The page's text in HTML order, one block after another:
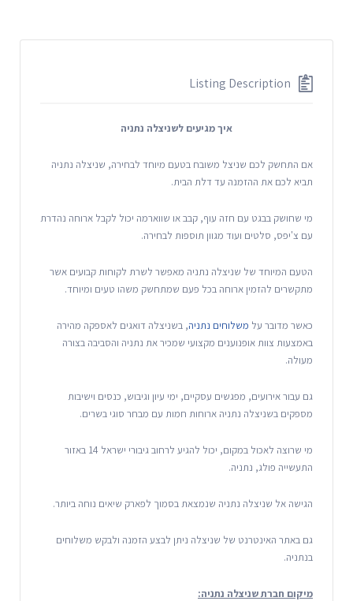
Listing Description
איך מגיעים לשניצלה נתניה
אם התחשק לכם שניצל משובח בטעם מיוחד לבחירה, שניצלה נתניה
תביא לכם את ההזמנה עד דלת הבית.
מי שחושק בבגט עם חזה עוף, קבב או שווארמה יכול לקבל ארוחה נהדרת
עם צ'יפס, סלטים ועוד מגוון תוספות לבחירה.
הטעם המיוחד של שניצלה נתניה מאפשר לשרת לקוחות קבועים אשר
מתקשרים להזמין ארוחה בכל פעם שמתחשק משהו טעים ומיוחד.
כאשר מדובר על משלוחים נתניה, בשניצלה דואגים לאספקה מהירה
באמצעות צוות אופנוענים מקצועי שמכיר את נתניה והסביבה בצורה
מעולה.
גם עבור אירועים, מפגשים עסקיים, ימי עיון וגיבוש, כנסים וישיבות
מספקים בשניצלה נתניה ארוחות חמות עם מבחר סוגי בשרים.
מי שרוצה לאכול במקום, יכול להגיע לרחוב גיבורי ישראל 14 באזור
התעשייה פולג, נתניה.
הגישה אל שניצלה נתניה שנמצאת בסמוך לפארק שיאים נוחה ביותר.
גם באתר האינטרנט של שניצלה ניתן לבצע הזמנה ולבקש משלוחים
בנתניה.
מיקום חברת שניצלה נתניה: